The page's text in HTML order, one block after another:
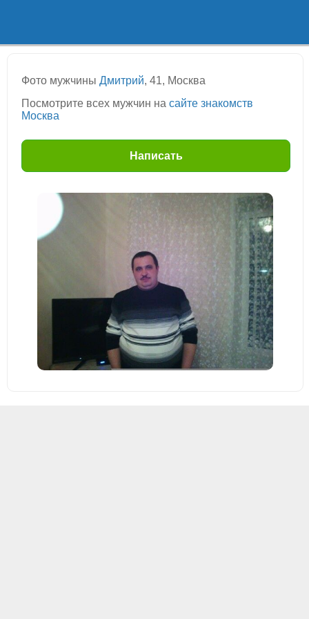
Фото мужчины Дмитрий, 41, Москва
Посмотрите всех мужчин на сайте знакомств
Москва
Написать